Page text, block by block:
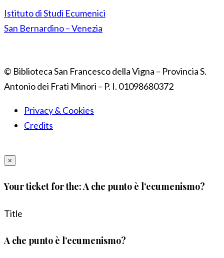
Istituto di Studi Ecumenici
San Bernardino – Venezia
© Biblioteca San Francesco della Vigna – Provincia S.
Antonio dei Frati Minori – P. I. 01098680372
Privacy & Cookies
Credits
×
Your ticket for the: A che punto è l’ecumenismo?
Title
A che punto è l’ecumenismo?